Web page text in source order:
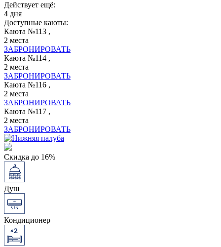
Действует ещё:
4 дня
Доступные каюты:
Каюта №113 ,
2 места
ЗАБРОНИРОВАТЬ
Каюта №114 ,
2 места
ЗАБРОНИРОВАТЬ
Каюта №116 ,
2 места
ЗАБРОНИРОВАТЬ
Каюта №117 ,
2 места
ЗАБРОНИРОВАТЬ
Скидка до 16%
Душ
Кондиционер